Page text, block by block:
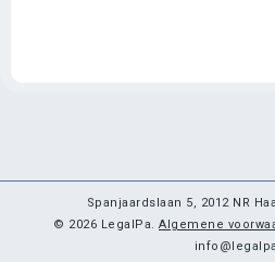
Spanjaardslaan 5, 2012 NR
© 2026 LegalPa. Algemene